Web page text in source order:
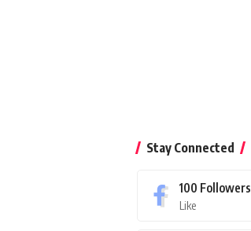
Stay Connected
100 Followers
Like